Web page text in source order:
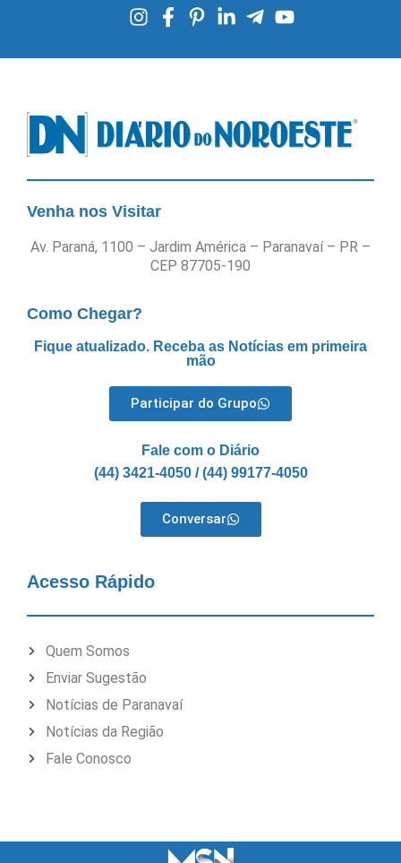
Venha nos Visitar
Av. Paraná, 1100 – Jardim América – Paranavaí – PR –
CEP 87705-190
Como Chegar?
Fique atualizado. Receba as Notícias em primeira
mão
Participar do Grupo
Fale com o Diário
(44) 3421-4050 / (44) 99177-4050
Conversar
Acesso Rápido
Quem Somos
Enviar Sugestão
Notícias de Paranavaí
Notícias da Região
Fale Conosco